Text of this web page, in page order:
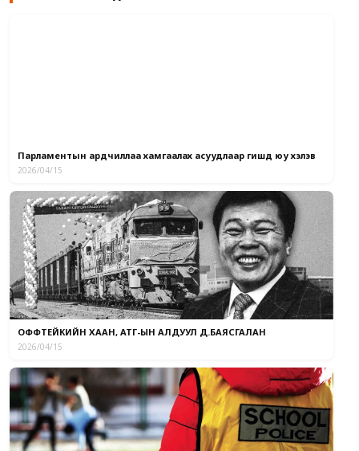
Парламентын ардчиллаа хамгаалах асуудлаар гишүүд юу хэлэв
2026/04/15
ОФФТЕЙКИЙН ХААН, АТГ-ЫН АЛДУУЛ Д.БАЯСГАЛАН
2026/04/15